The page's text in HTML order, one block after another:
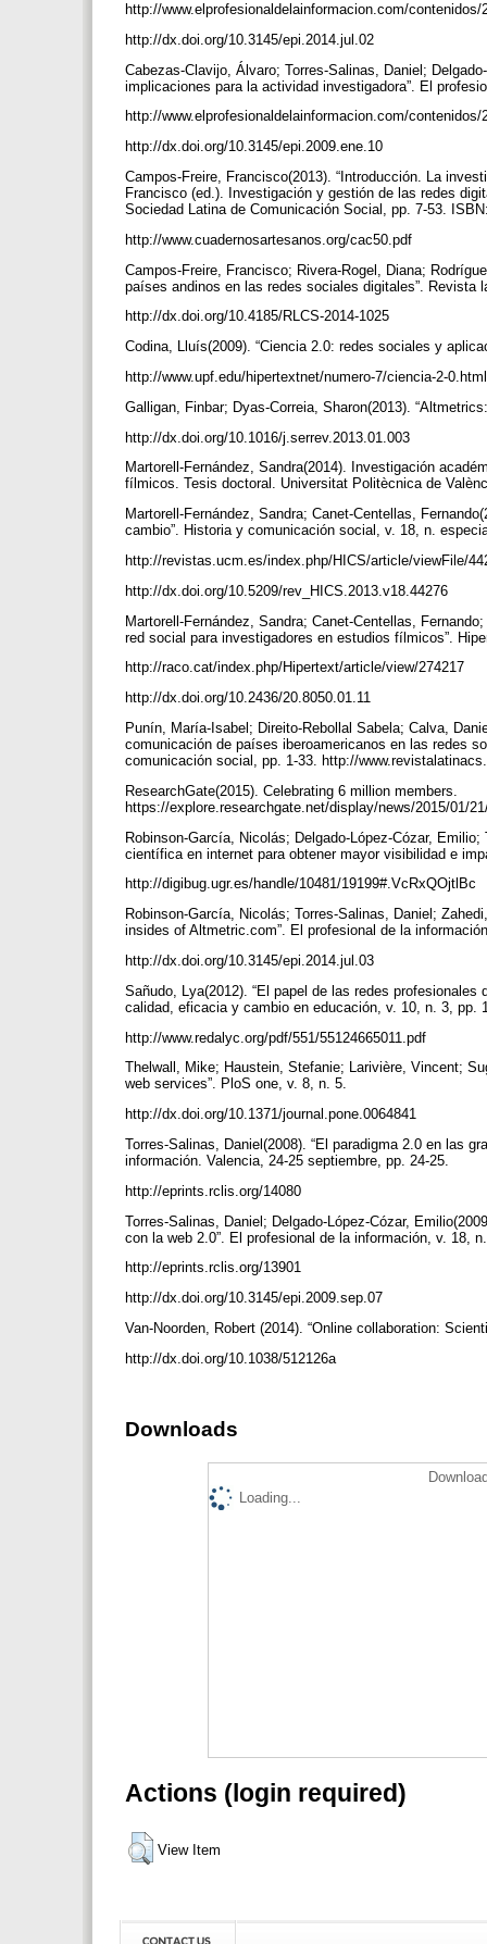
http://www.elprofesionaldelainformacion.com/
http://dx.doi.org/10.3145/epi.2014.jul.02
Cabezas-Clavijo, Álvaro; Torres-Salinas, Daniel;
implicaciones para la actividad investigadora”. El
http://www.elprofesionaldelainformacion.com/
http://dx.doi.org/10.3145/epi.2009.ene.10
Campos-Freire, Francisco(2013). “Introducción. La
Francisco (ed.). Investigación y gestión de las redes
Sociedad Latina de Comunicación Social, pp. 7-53.
http://www.cuadernosartesanos.org/cac50.pdf
Campos-Freire, Francisco; Rivera-Rogel, Diana;
países andinos en las redes sociales digitales”.
http://dx.doi.org/10.4185/RLCS-2014-1025
Codina, Lluís(2009). “Ciencia 2.0: redes sociales y
http://www.upf.edu/hipertextnet/numero-7/ciencia-2-
Galligan, Finbar; Dyas-Correia, Sharon(2013).
http://dx.doi.org/10.1016/j.serrev.2013.01.003
Martorell-Fernández, Sandra(2014). Investigación
fílmicos. Tesis doctoral. Universitat Politècnica de
Martorell-Fernández, Sandra; Canet-Centellas,
cambio”. Historia y comunicación social, v. 18, n.
http://revistas.ucm.es/index.php/HICS/article/viewFile/
http://dx.doi.org/10.5209/rev_HICS.2013.v18.44276
Martorell-Fernández, Sandra; Canet-Centellas,
red social para investigadores en estudios fílmicos”.
http://raco.cat/index.php/Hipertext/article/view/274217
http://dx.doi.org/10.2436/20.8050.01.11
Punín, María-Isabel; Direito-Rebollal Sabela; Calva,
comunicación de países iberoamericanos en las redes
comunicación social, pp. 1-33. http://
ResearchGate(2015). Celebrating 6 million members.
https://explore.researchgate.net/display/news/2015/01/
Robinson-García, Nicolás; Delgado-López-Cózar,
científica en internet para obtener mayor visibilidad e
http://digibug.ugr.es/handle/10481/19199#.VcRxQOjtlBc
Robinson-García, Nicolás; Torres-Salinas, Daniel;
insides of Altmetric.com”. El profesional de la
http://dx.doi.org/10.3145/epi.2014.jul.03
Sañudo, Lya(2012). “El papel de las redes
calidad, eficacia y cambio en educación, v. 10, n. 3, pp.
http://www.redalyc.org/pdf/551/55124665011.pdf
Thelwall, Mike; Haustein, Stefanie; Larivière, Vincent;
web services”. PloS one, v. 8, n. 5.
http://dx.doi.org/10.1371/journal.pone.0064841
Torres-Salinas, Daniel(2008). “El paradigma 2.0 en las
información. Valencia, 24-25 septiembre, pp. 24-25.
http://eprints.rclis.org/14080
Torres-Salinas, Daniel; Delgado-López-Cózar,
con la web 2.0”. El profesional de la información, v. 18,
http://eprints.rclis.org/13901
http://dx.doi.org/10.3145/epi.2009.sep.07
Van-Noorden, Robert (2014). “Online collaboration:
http://dx.doi.org/10.1038/512126a
Downloads
Loading...
Actions (login required)
View Item